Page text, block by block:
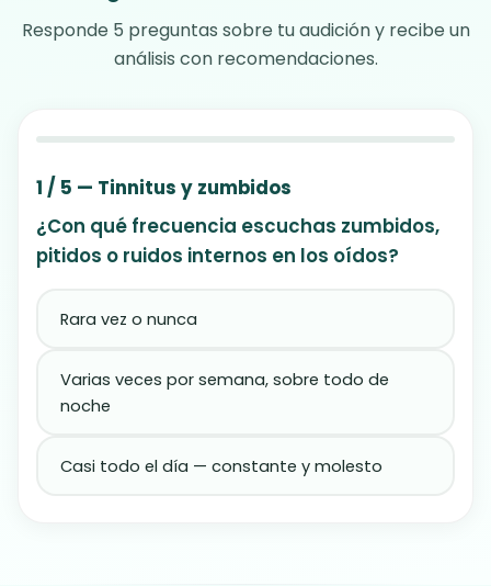
Responde 5 preguntas sobre tu audición y recibe un
análisis con recomendaciones.
1 / 5 — Tinnitus y zumbidos
¿Con qué frecuencia escuchas zumbidos,
pitidos o ruidos internos en los oídos?
Rara vez o nunca
Varias veces por semana, sobre todo de
noche
Casi todo el día — constante y molesto